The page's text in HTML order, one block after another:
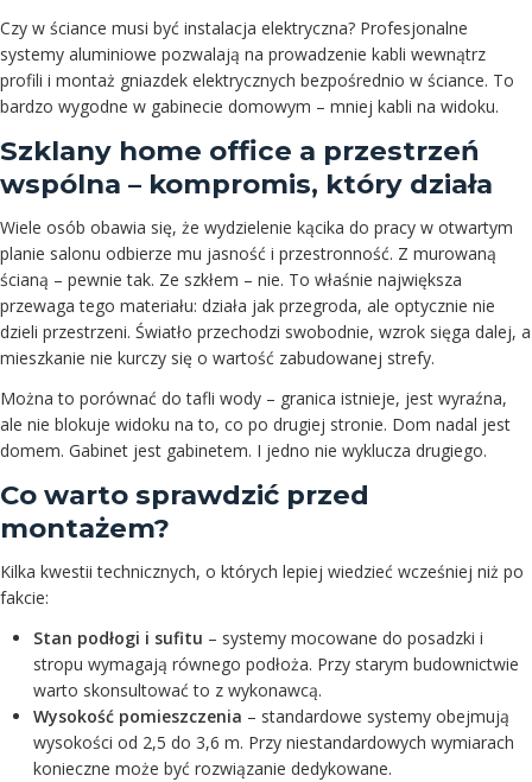
Czy w ściance musi być instalacja elektryczna? Profesjonalne
systemy aluminiowe pozwalają na prowadzenie kabli wewnątrz
profili i montaż gniazdek elektrycznych bezpośrednio w ściance. To
bardzo wygodne w gabinecie domowym – mniej kabli na widoku.
Szklany home office a przestrzeń
wspólna – kompromis, który działa
Wiele osób obawia się, że wydzielenie kącika do pracy w otwartym
planie salonu odbierze mu jasność i przestronność. Z murowaną
ścianą – pewnie tak. Ze szkłem – nie. To właśnie największa
przewaga tego materiału: działa jak przegroda, ale optycznie nie
dzieli przestrzeni. Światło przechodzi swobodnie, wzrok sięga dalej, a
mieszkanie nie kurczy się o wartość zabudowanej strefy.
Można to porównać do tafli wody – granica istnieje, jest wyraźna,
ale nie blokuje widoku na to, co po drugiej stronie. Dom nadal jest
domem. Gabinet jest gabinetem. I jedno nie wyklucza drugiego.
Co warto sprawdzić przed
montażem?
Kilka kwestii technicznych, o których lepiej wiedzieć wcześniej niż po
fakcie:
Stan podłogi i sufitu – systemy mocowane do posadzki i
stropu wymagają równego podłoża. Przy starym budownictwie
warto skonsultować to z wykonawcą.
Wysokość pomieszczenia – standardowe systemy obejmują
wysokości od 2,5 do 3,6 m. Przy niestandardowych wymiarach
konieczne może być rozwiązanie dedykowane.